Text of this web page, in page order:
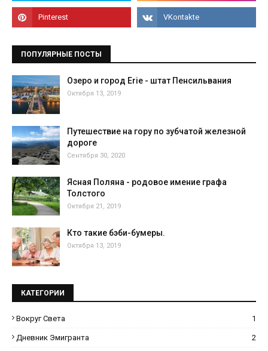
ПОПУЛЯРНЫЕ ПОСТЫ
Озеро и город Erie - штат Пенсильвания
Октября 13, 2019
Путешествие на гору по зубчатой железной
дороге
Сентября 30, 2020
Ясная Поляна - родовое имение графа
Толстого
Октября 21, 2019
Кто такие бэби-бумеры.
Октября 13, 2019
КАТЕГОРИИ
Вокруг Света 1
Дневник Эмигранта 2